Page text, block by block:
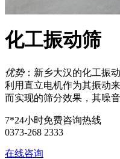
化工振动筛
优势：新乡大汉的化工振
利用直立电机作为其振动
而实现的筛分效果，其噪
7*24小时免费咨询热线
0373-268 2333
在线咨询